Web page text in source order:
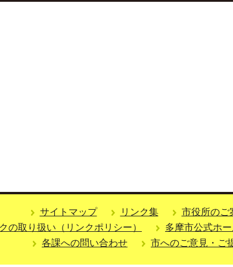
サイトマップ リンク集
市役所のご
の取り扱い（リンクポリシー）
多摩市公式ホ
各課への問い合わせ
市へのご意見・ご